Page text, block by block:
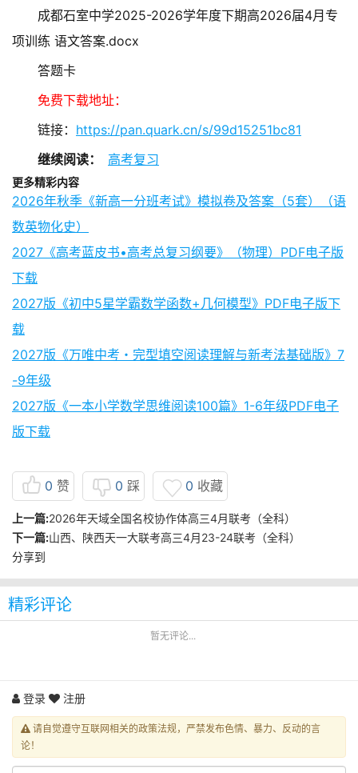
成都石室中学2025-2026学年度下期高2026届4月专
项训练 语文答案.docx
答题卡
免费下载地址：
链接： https://pan.quark.cn/s/99d15251bc81
继续阅读：
高考复习
更多精彩内容
2026年秋季《新高一分班考试》模拟卷及答案（5套）（语
数英物化史）
2027《高考蓝皮书•高考总复习纲要》（物理）PDF电子版
下载
2027版《初中5星学霸数学函数+几何模型》PDF电子版下
载
2027版《万唯中考・完型填空阅读理解与新考法基础版》7
-9年级
2027版《一本小学数学思维阅读100篇》1-6年级PDF电子
版下载
0 赞 0 踩 0 收藏
上一篇:2026年天域全国名校协作体高三4月联考（全科）
下一篇:山西、陕西天一大联考高三4月23-24联考（全科）
分享到
精彩评论
暂无评论...
登录 注册
请自觉遵守互联网相关的政策法规，严禁发布色情、暴力、反动的言
论！